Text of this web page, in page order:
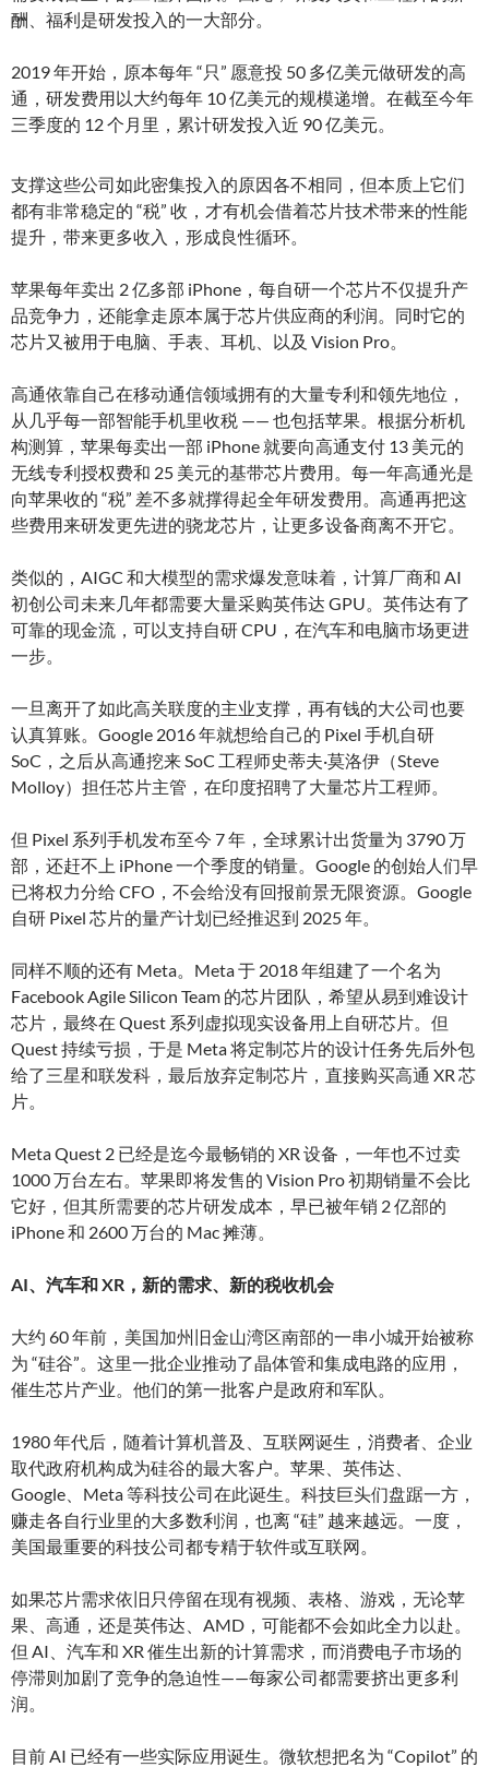
酬、福利是研发投入的一大部分。
2019 年开始，原本每年 “只” 愿意投 50 多亿美元做研发的高
通，研发费用以大约每年 10 亿美元的规模递增。在截至今年
三季度的 12 个月里，累计研发投入近 90 亿美元。
支撑这些公司如此密集投入的原因各不相同，但本质上它们
都有非常稳定的 “税” 收，才有机会借着芯片技术带来的性能
提升，带来更多收入，形成良性循环。
苹果每年卖出 2 亿多部 iPhone，每自研一个芯片不仅提升产
品竞争力，还能拿走原本属于芯片供应商的利润。同时它的
芯片又被用于电脑、手表、耳机、以及 Vision Pro。
高通依靠自己在移动通信领域拥有的大量专利和领先地位，
从几乎每一部智能手机里收税 —— 也包括苹果。根据分析机
构测算，苹果每卖出一部 iPhone 就要向高通支付 13 美元的
无线专利授权费和 25 美元的基带芯片费用。每一年高通光是
向苹果收的 “税” 差不多就撑得起全年研发费用。高通再把这
些费用来研发更先进的骁龙芯片，让更多设备商离不开它。
类似的，AIGC 和大模型的需求爆发意味着，计算厂商和 AI
初创公司未来几年都需要大量采购英伟达 GPU。英伟达有了
可靠的现金流，可以支持自研 CPU，在汽车和电脑市场更进
一步。
一旦离开了如此高关联度的主业支撑，再有钱的大公司也要
认真算账。Google 2016 年就想给自己的 Pixel 手机自研
SoC，之后从高通挖来 SoC 工程师史蒂夫·莫洛伊（Steve
Molloy）担任芯片主管，在印度招聘了大量芯片工程师。
但 Pixel 系列手机发布至今 7 年，全球累计出货量为 3790 万
部，还赶不上 iPhone 一个季度的销量。Google 的创始人们早
已将权力分给 CFO，不会给没有回报前景无限资源。Google
自研 Pixel 芯片的量产计划已经推迟到 2025 年。
同样不顺的还有 Meta。Meta 于 2018 年组建了一个名为
Facebook Agile Silicon Team 的芯片团队，希望从易到难设计
芯片，最终在 Quest 系列虚拟现实设备用上自研芯片。但
Quest 持续亏损，于是 Meta 将定制芯片的设计任务先后外包
给了三星和联发科，最后放弃定制芯片，直接购买高通 XR 芯
片。
Meta Quest 2 已经是迄今最畅销的 XR 设备，一年也不过卖
1000 万台左右。苹果即将发售的 Vision Pro 初期销量不会比
它好，但其所需要的芯片研发成本，早已被年销 2 亿部的
iPhone 和 2600 万台的 Mac 摊薄。
AI、汽车和 XR，新的需求、新的税收机会
大约 60 年前，美国加州旧金山湾区南部的一串小城开始被称
为 “硅谷”。这里一批企业推动了晶体管和集成电路的应用，
催生芯片产业。他们的第一批客户是政府和军队。
1980 年代后，随着计算机普及、互联网诞生，消费者、企业
取代政府机构成为硅谷的最大客户。苹果、英伟达、
Google、Meta 等科技公司在此诞生。科技巨头们盘踞一方，
赚走各自行业里的大多数利润，也离 “硅” 越来越远。一度，
美国最重要的科技公司都专精于软件或互联网。
如果芯片需求依旧只停留在现有视频、表格、游戏，无论苹
果、高通，还是英伟达、AMD，可能都不会如此全力以赴。
但 AI、汽车和 XR 催生出新的计算需求，而消费电子市场的
停滞则加剧了竞争的急迫性——每家公司都需要挤出更多利
润。
目前 AI 已经有一些实际应用诞生。微软想把名为 “Copilot” 的